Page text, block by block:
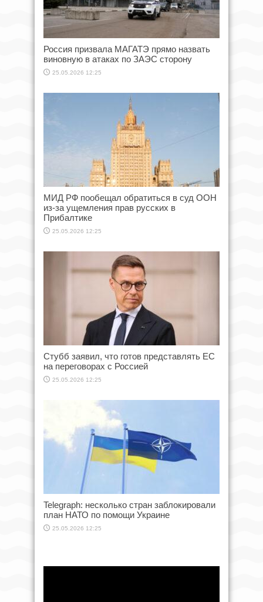
Россия призвала МАГАТЭ прямо назвать
виновную в атаках по ЗАЭС сторону
25.05.2026 12:25
МИД РФ пообещал обратиться в суд ООН
из-за ущемления прав русских в
Прибалтике
25.05.2026 12:25
Стубб заявил, что готов представлять ЕС
на переговорах с Россией
25.05.2026 12:25
Telegraph: несколько стран заблокировали
план НАТО по помощи Украине
25.05.2026 12:25